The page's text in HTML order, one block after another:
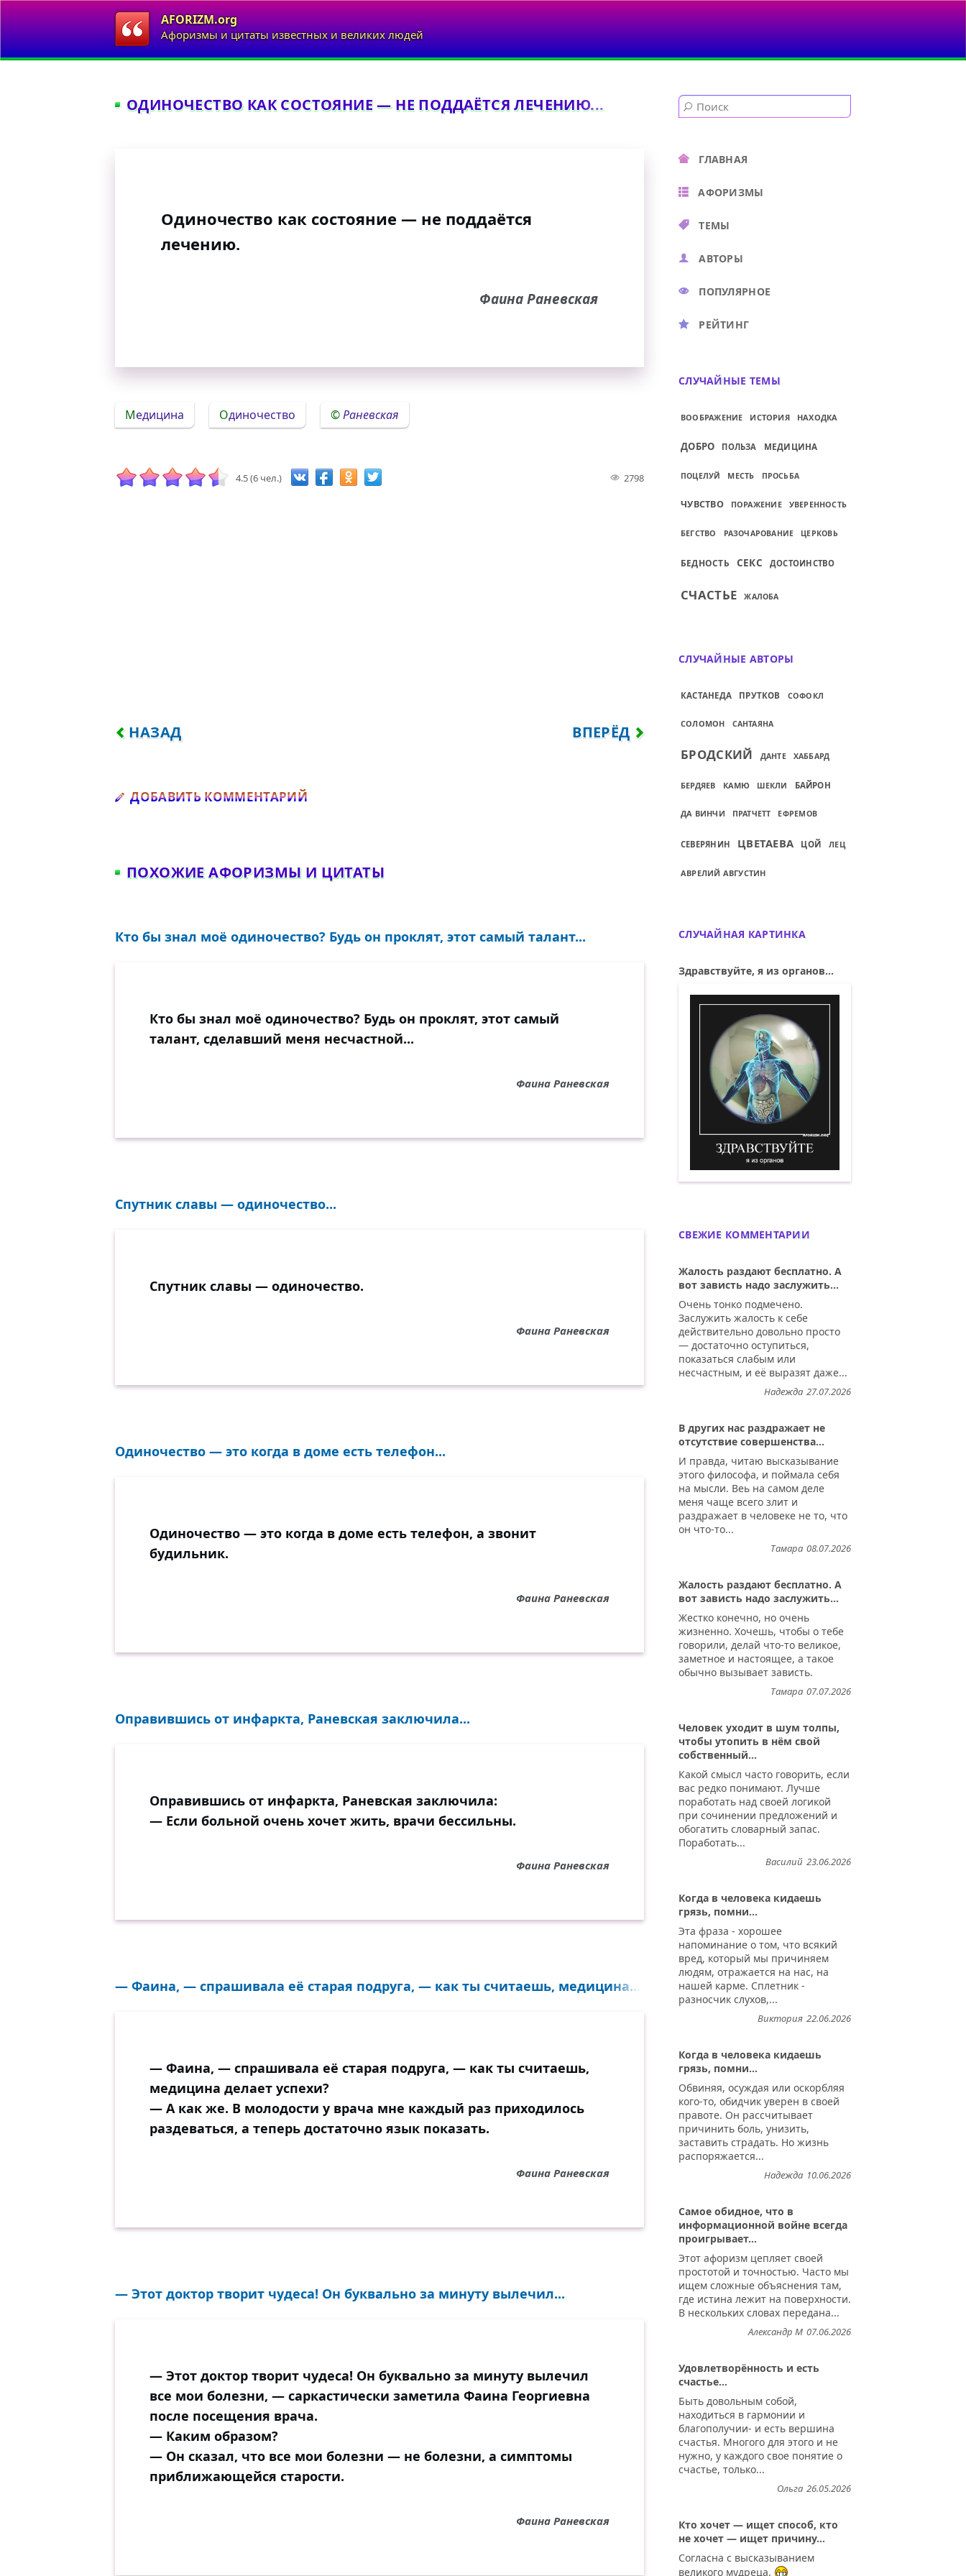
AFORIZM.org
Афоризмы и цитаты известных и великих людей
ОДИНОЧЕСТВО КАК СОСТОЯНИЕ — НЕ ПОДДАЁТСЯ ЛЕЧЕНИЮ...
Одиночество как состояние — не поддаётся
лечению.
Фаина Раневская
Медицина Одиночество Раневская
4.5 (6 чел.) 2798
ПРЕДЫДУЩИЙ: ПЕРВЫЙ СЕЗОН В КРЫМУ, Я ИГРАЮ В ПЬЕСЕ СУМБАТОВА ПРЕЛЕСТНИЦУ...
НАЗАД СЛЕДУЮЩИЙ: РАНЕВСКУЮ О ЧЁМ-ТО ПОПРОСИЛИ
ВПЕРЁД
ДОБАВИТЬ КОММЕНТАРИЙ
ПОХОЖИЕ АФОРИЗМЫ И ЦИТАТЫ
Кто бы знал моё одиночество? Будь он проклят, этот самый талант...
Кто бы знал моё одиночество? Будь он проклят, этот самый
талант, сделавший меня несчастной...
Фаина Раневская
Спутник славы — одиночество...
Спутник славы — одиночество.
Фаина Раневская
Одиночество — это когда в доме есть телефон...
Одиночество — это когда в доме есть телефон, а звонит
будильник.
Фаина Раневская
Оправившись от инфаркта, Раневская заключила...
Оправившись от инфаркта, Раневская заключила:
— Если больной очень хочет жить, врачи бессильны.
Фаина Раневская
— Фаина, — спрашивала её старая подруга, — как ты считаешь, медицина...
— Фаина, — спрашивала её старая подруга, — как ты считаешь,
медицина делает успехи?
— А как же. В молодости у врача мне каждый раз приходилось
раздеваться, а теперь достаточно язык показать.
Фаина Раневская
— Этот доктор творит чудеса! Он буквально за минуту вылечил...
— Этот доктор творит чудеса! Он буквально за минуту вылечил
все мои болезни, — саркастически заметила Фаина Георгиевна
после посещения врача.
— Каким образом?
— Он сказал, что все мои болезни — не болезни, а симптомы
приближающейся старости.
Фаина Раневская
ГЛАВНАЯ
АФОРИЗМЫ
ТЕМЫ
АВТОРЫ
ПОПУЛЯРНОЕ
РЕЙТИНГ
СЛУЧАЙНЫЕ ТЕМЫ
ВООБРАЖЕНИЕ ИСТОРИЯ НАХОДКА
ДОБРО ПОЛЬЗА МЕДИЦИНА
ПОЦЕЛУЙ МЕСТЬ ПРОСЬБА
ЧУВСТВО ПОРАЖЕНИЕ УВЕРЕННОСТЬ
БЕГСТВО РАЗОЧАРОВАНИЕ ЦЕРКОВЬ
БЕДНОСТЬ СЕКС ДОСТОИНСТВО
СЧАСТЬЕ ЖАЛОБА
СЛУЧАЙНЫЕ АВТОРЫ
КАСТАНЕДА ПРУТКОВ СОФОКЛ
СОЛОМОН САНТАЯНА
БРОДСКИЙ ДАНТЕ ХАББАРД
БЕРДЯЕВ КАМЮ ШЕКЛИ БАЙРОН
ДА ВИНЧИ ПРАТЧЕТТ ЕФРЕМОВ
СЕВЕРЯНИН ЦВЕТАЕВА ЦОЙ ЛЕЦ
АВРЕЛИЙ АВГУСТИН
СЛУЧАЙНАЯ КАРТИНКА
Здравствуйте, я из органов...
Здравствуйте, я из органов.
СВЕЖИЕ КОММЕНТАРИИ
Жалость раздают бесплатно. А
вот зависть надо заслужить...
Очень тонко подмечено.
Заслужить жалость к себе
действительно довольно просто
— достаточно оступиться,
показаться слабым или
несчастным, и её выразят даже...
27.07.2026
Надежда
В других нас раздражает не
отсутствие совершенства...
И правда, читаю высказывание
этого философа, и поймала себя
на мысли. Веь на самом деле
меня чаще всего злит и
раздражает в человеке не то, что
он что-то...
08.07.2026
Тамара
Жалость раздают бесплатно. А
вот зависть надо заслужить...
Жестко конечно, но очень
жизненно. Хочешь, чтобы о тебе
говорили, делай что-то великое,
заметное и настоящее, а такое
обычно вызывает зависть.
07.07.2026
Тамара
Человек уходит в шум толпы,
чтобы утопить в нём свой
собственный...
Какой смысл часто говорить, если
вас редко понимают. Лучше
поработать над своей логикой
при сочинении предложений и
обогатить словарный запас.
Поработать...
23.06.2026
Василий
Когда в человека кидаешь
грязь, помни...
Эта фраза - хорошее
напоминание о том, что всякий
вред, который мы причиняем
людям, отражается на нас, на
нашей карме. Сплетник -
разносчик слухов,...
22.06.2026
Виктория
Когда в человека кидаешь
грязь, помни...
Обвиняя, осуждая или оскорбляя
кого-то, обидчик уверен в своей
правоте. Он рассчитывает
причинить боль, унизить,
заставить страдать. Но жизнь
распоряжается...
10.06.2026
Надежда
Самое обидное, что в
информационной войне всегда
проигрывает...
Этот афоризм цепляет своей
простотой и точностью. Часто мы
ищем сложные объяснения там,
где истина лежит на поверхности.
В нескольких словах передана...
07.06.2026
Александр М
Удовлетворённость и есть
счастье...
Быть довольным собой,
находиться в гармонии и
благополучии- и есть вершина
счастья. Многого для этого и не
нужно, у каждого свое понятие о
счастье, только...
26.05.2026
Ольга
Кто хочет — ищет способ, кто
не хочет — ищет причину...
Согласна с высказыванием
великого мудреца.